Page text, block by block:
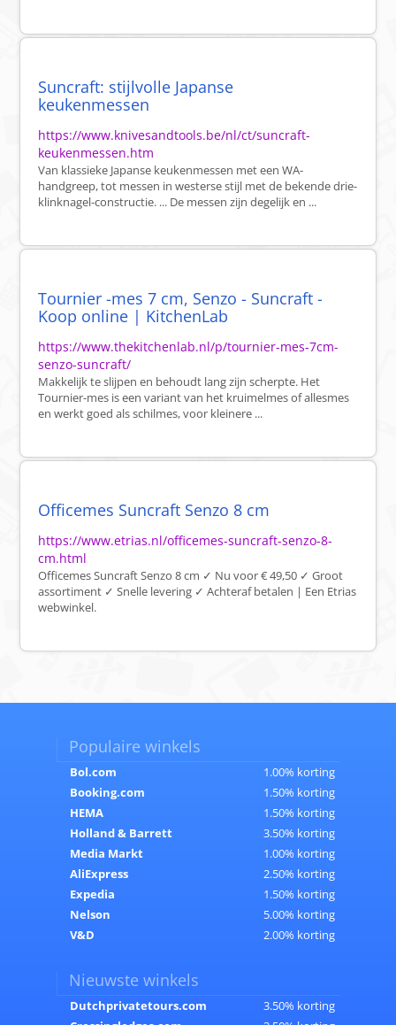
Suncraft: stijlvolle Japanse
keukenmessen
https://www.knivesandtools.be/nl/ct/suncraft-
keukenmessen.htm
Van klassieke Japanse keukenmessen met een WA-
handgreep, tot messen in westerse stijl met de bekende drie-
klinknagel-constructie. ... De messen zijn degelijk en ...
Tournier -mes 7 cm, Senzo - Suncraft -
Koop online | KitchenLab
https://www.thekitchenlab.nl/p/tournier-mes-7cm-
senzo-suncraft/
Makkelijk te slijpen en behoudt lang zijn scherpte. Het
Tournier-mes is een variant van het kruimelmes of allesmes
en werkt goed als schilmes, voor kleinere ...
Officemes Suncraft Senzo 8 cm
https://www.etrias.nl/officemes-suncraft-senzo-8-
cm.html
Officemes Suncraft Senzo 8 cm ✓ Nu voor € 49,50 ✓ Groot
assortiment ✓ Snelle levering ✓ Achteraf betalen | Een Etrias
webwinkel.
Populaire winkels
Bol.com
1.00% korting
Booking.com
1.50% korting
HEMA
1.50% korting
Holland & Barrett
3.50% korting
Media Markt
1.00% korting
AliExpress
2.50% korting
Expedia
1.50% korting
Nelson
5.00% korting
V&D
2.00% korting
Nieuwste winkels
Dutchprivatetours.com
3.50% korting